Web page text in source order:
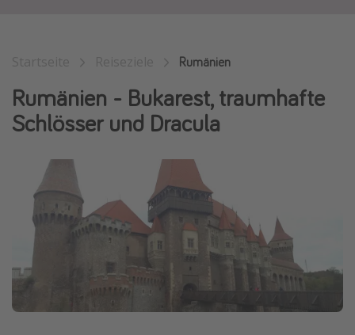
Wellnessurlaub
Disneyland Paris
Wochenendtrip
Singlereisen
Strandurlaub
Gruppenreisen
Hotels in Hamburg
Rumänien
Rumänien - Bukarest, traumhafte
Schlösser und Dracula